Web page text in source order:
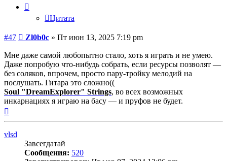
Цитата
#47 Сообщение
Zl0b0c » Пт июн 13, 2025 7:19 pm
Мне даже самой любопытно стало, хоть я играть и не умею.
Даже попробую что-нибудь собрать, если ресурсы позволят —
без соляков, впрочем, просто пару-тройку мелодий на
послушать. Гитара это сложно((
Soul "DreamExplorer" Strings, во всех возможных
инкарнациях я играю на басу — и пруфов не будет.
vlsd
Завсегдатай
Сообщения: 520